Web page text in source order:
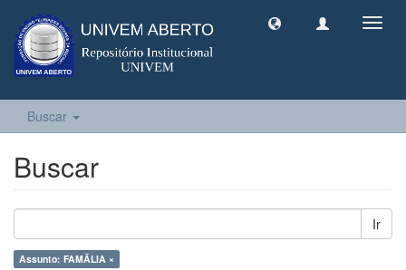
Buscar
Buscar
Ir
Assunto: FAMÃLIA ×